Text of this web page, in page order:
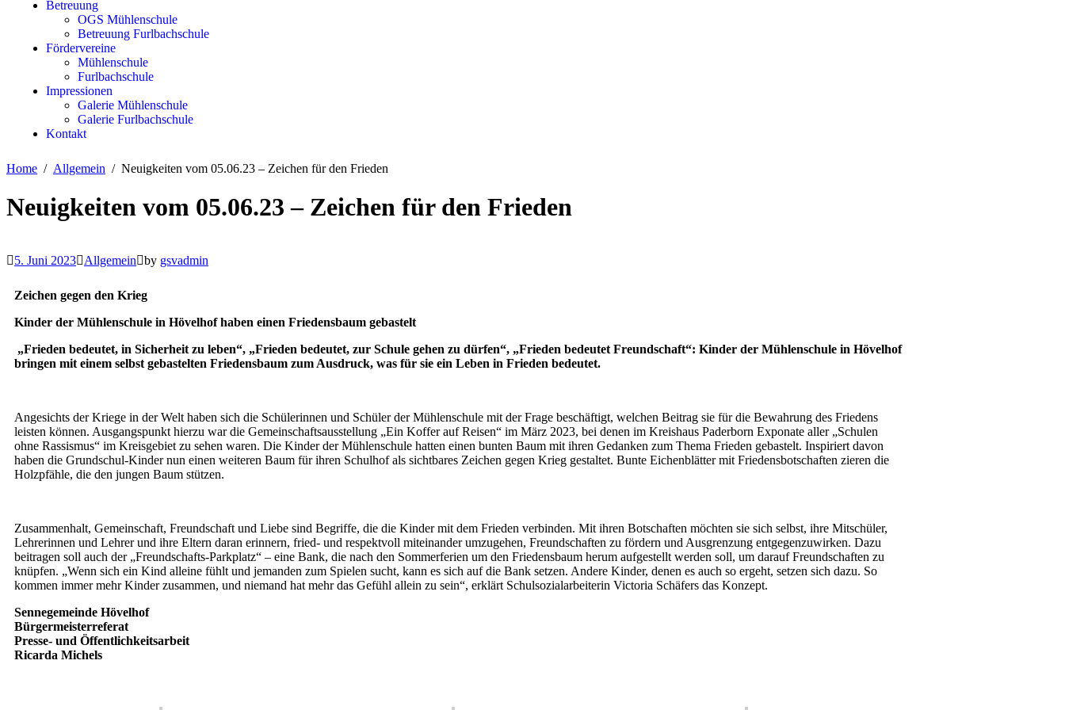
Betreuung
OGS Mühlenschule
Betreuung Furlbachschule
Fördervereine
Mühlenschule
Furlbachschule
Impressionen
Galerie Mühlenschule
Galerie Furlbachschule
Kontakt
Home Allgemein Neuigkeiten vom 05.06.23 – Zeichen für den Frieden
Neuigkeiten vom 05.06.23 – Zeichen für den Frieden
5. Juni 2023 Allgemein by gsvadmin
Zeichen gegen den Krieg
Kinder der Mühlenschule in Hövelhof haben einen Friedensbaum gebastelt
„Frieden bedeutet, in Sicherheit zu leben“, „Frieden bedeutet, zur Schule gehen zu dürfen“, „Frieden bedeutet Freundschaft“: Kinder der Mühlenschule in Hövelhof
bringen mit einem selbst gebastelten Friedensbaum zum Ausdruck, was für sie ein Leben in Frieden bedeutet.
Angesichts der Kriege in der Welt haben sich die Schülerinnen und Schüler der Mühlenschule mit der Frage beschäftigt, welchen Beitrag sie für die Bewahrung des Friedens
leisten können. Ausgangspunkt hierzu war die Gemeinschaftsausstellung „Ein Koffer auf Reisen“ im März 2023, bei denen im Kreishaus Paderborn Exponate aller „Schulen
ohne Rassismus“ im Kreisgebiet zu sehen waren. Die Kinder der Mühlenschule hatten einen bunten Baum mit ihren Gedanken zum Thema Frieden gebastelt. Inspiriert davon
haben die Grundschul-Kinder nun einen weiteren Baum für ihren Schulhof als sichtbares Zeichen gegen Krieg gestaltet. Bunte Eichenblätter mit Friedensbotschaften zieren die
Holzpfähle, die den jungen Baum stützen.
Zusammenhalt, Gemeinschaft, Freundschaft und Liebe sind Begriffe, die die Kinder mit dem Frieden verbinden. Mit ihren Botschaften möchten sie sich selbst, ihre Mitschüler,
Lehrerinnen und Lehrer und ihre Eltern daran erinnern, fried- und respektvoll miteinander umzugehen, Freundschaften zu fördern und Ausgrenzung entgegenzuwirken. Dazu
beitragen soll auch der „Freundschafts-Parkplatz“ – eine Bank, die nach den Sommerferien um den Friedensbaum herum aufgestellt werden soll, um darauf Freundschaften zu
knüpfen. „Wenn sich ein Kind alleine fühlt und jemanden zum Spielen sucht, kann es sich auf die Bank setzen. Andere Kinder, denen es auch so ergeht, setzen sich dazu. So
kommen immer mehr Kinder zusammen, und niemand hat mehr das Gefühl allein zu sein“, erklärt Schulsozialarbeiterin Victoria Schäfers das Konzept.
Sennegemeinde Hövelhof
Bürgermeisterreferat
Presse- und Öffentlichkeitsarbeit
Ricarda Michels